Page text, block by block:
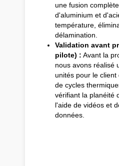
une fusion
d'aluminium et
température,
délamination.
Validation avant
pilote) : Avant la
nous avons réalisé
unités pour le
de cycles
vérifiant la planéité
l'aide de vidéos et
données.